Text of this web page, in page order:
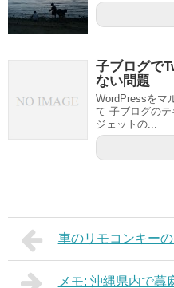
子ブログで
ない問題
WordPressをマ
て 子ブログの
ジェットの...
車のリモコンキー
メモ: 沖縄県内で蕁